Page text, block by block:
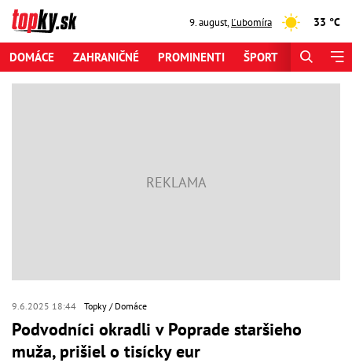
9. august,Ľubomíra 33 °C
DOMÁCE ZAHRANIČNÉ PROMINENTI ŠPORT
9.6.2025 18:44 Topky Domáce
Podvodníci okradli v Poprade staršieho
muža, prišiel o tisícky eur